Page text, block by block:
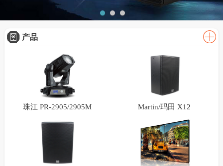
产品
珠江 PR-2905/2905M Martin/玛田 X12